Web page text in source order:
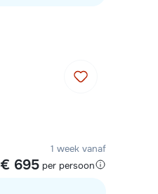
1 week vanaf
€ 695 per persoon